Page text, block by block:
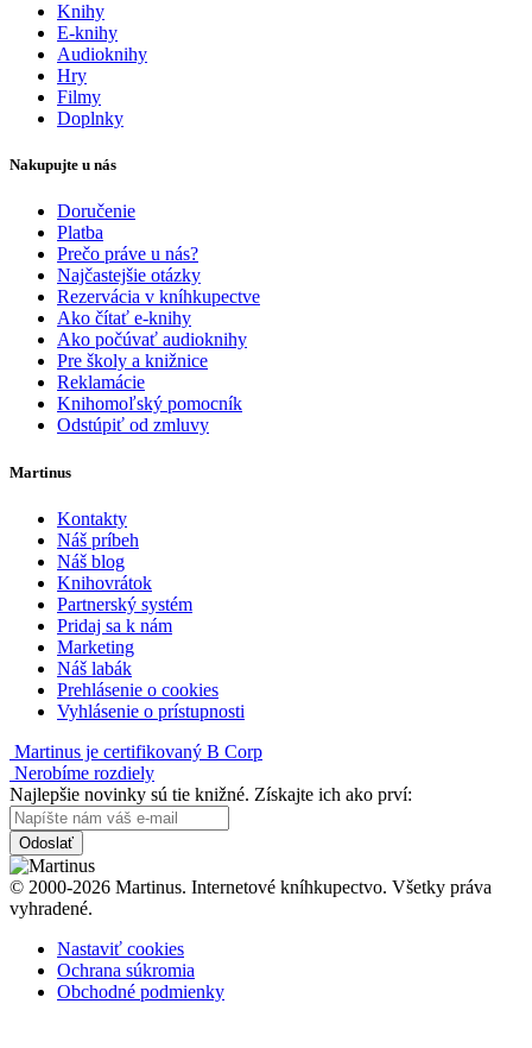
Knihy
E-knihy
Audioknihy
Hry
Filmy
Doplnky
Nakupujte u nás
Doručenie
Platba
Prečo práve u nás?
Najčastejšie otázky
Rezervácia v kníhkupectve
Ako čítať e-knihy
Ako počúvať audioknihy
Pre školy a knižnice
Reklamácie
Knihomoľský pomocník
Odstúpiť od zmluvy
Martinus
Kontakty
Náš príbeh
Náš blog
Knihovrátok
Partnerský systém
Pridaj sa k nám
Marketing
Náš labák
Prehlásenie o cookies
Vyhlásenie o prístupnosti
Martinus je certifikovaný B Corp
Nerobíme rozdiely
Najlepšie novinky sú tie knižné. Získajte ich ako prví:
Odoslať
© 2000-2026 Martinus. Internetové kníhkupectvo. Všetky práva
vyhradené.
Nastaviť cookies
Ochrana súkromia
Obchodné podmienky